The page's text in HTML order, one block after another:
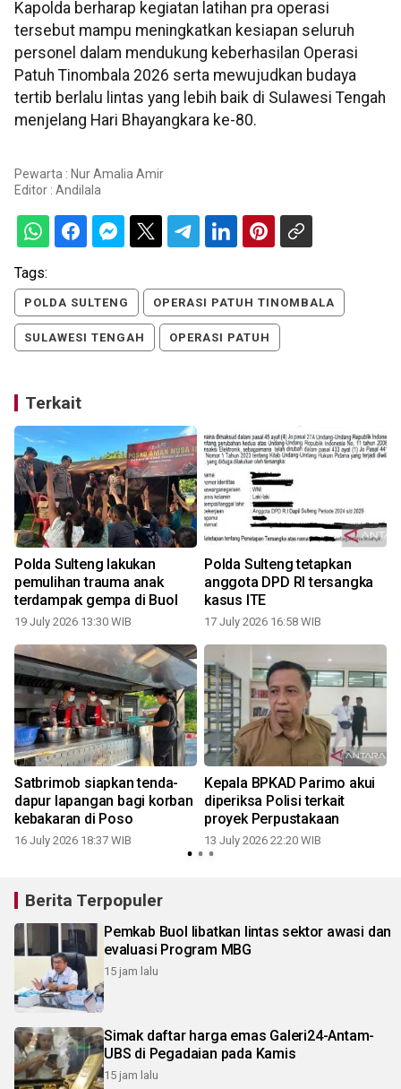
Kapolda berharap kegiatan latihan pra operasi
tersebut mampu meningkatkan kesiapan seluruh
personel dalam mendukung keberhasilan Operasi
Patuh Tinombala 2026 serta mewujudkan budaya
tertib berlalu lintas yang lebih baik di Sulawesi Tengah
menjelang Hari Bhayangkara ke-80.
Pewarta : Nur Amalia Amir
Editor : Andilala
Tags:
POLDA SULTENG OPERASI PATUH TINOMBALA
SULAWESI TENGAH OPERASI PATUH
Terkait
Polda Sulteng lakukan
pemulihan trauma anak
terdampak gempa di Buol
19 July 2026 13:30 WIB
Polda Sulteng tetapkan
anggota DPD RI tersangka
kasus ITE
17 July 2026 16:58 WIB
Satbrimob siapkan tenda-
dapur lapangan bagi korban
kebakaran di Poso
16 July 2026 18:37 WIB
Kepala BPKAD Parimo akui
diperiksa Polisi terkait
proyek Perpustakaan
13 July 2026 22:20 WIB
Berita Terpopuler
Pemkab Buol libatkan lintas sektor awasi dan
evaluasi Program MBG
15 jam lalu
Simak daftar harga emas Galeri24-Antam-
UBS di Pegadaian pada Kamis
15 jam lalu